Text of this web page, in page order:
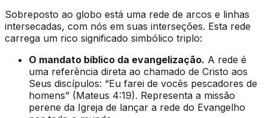
Sobreposto ao globo está uma rede de arcos e linhas
intersecadas, com nós em suas interseções. Esta rede
carrega um rico significado simbólico triplo:
O mandato bíblico da evangelização. A rede é
uma referência direta ao chamado de Cristo aos
Seus discípulos: “Eu farei de vocês pescadores de
homens” (Mateus 4:19). Representa a missão
perene da Igreja de lançar a rede do Evangelho